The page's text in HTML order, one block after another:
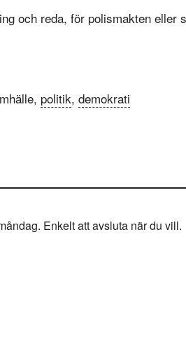
och reda, för polismakten eller
politik, demokrati
Enkelt att avsluta när du vill.